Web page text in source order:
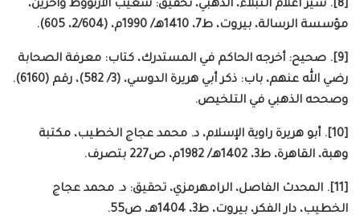
[8]. سير أعلام النبلاء، الذهبي، تحقيق: شعيب الأرنؤوط وآخرين،
مؤسسة الرسالة، بيروت، ط7، 1410هـ/ 1990م، (2/604، 605).
[9]. صحيح: أخرجه الحاكم في المستدرك، كتاب: معرفة الصحابة
رضي الله عنهم، باب: ذكر أبي هريرة الدوسي، (3/ 582)، رقم (6160).
وصححه الذهبي في التلخيص.
[10]. أبو هريرة راوية الإسلام، د. محمد عجاج الخطيب، مكتبة
وهبة، القاهرة، ط3، 1402هـ/ 1982م، ص227 بتصرف.
[11]. المحدث الفاصل، الرامهرمزي، تحقيق: د. محمد عجاج
الخطيب، دار الفكر، بيروت، ط3، 1404هـ، ص55.